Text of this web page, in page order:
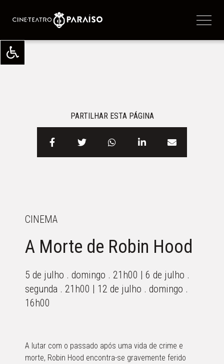
PARTILHAR ESTA PÁGINA
CINEMA
A Morte de Robin Hood
5 de julho . domingo . 21h00 | 6 de julho .
segunda . 21h00 | 12 de julho . domingo .
16h00
A lutar com o passado após uma vida de crime e
morte, Robin Hood encontra-se gravemente ferido